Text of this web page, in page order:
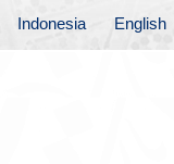
English
Indonesia